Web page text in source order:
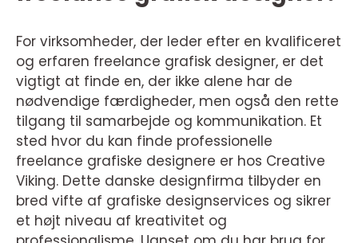
For virksomheder, der leder efter en kvalificeret
og erfaren freelance grafisk designer, er det
vigtigt at finde en, der ikke alene har de
nødvendige færdigheder, men også den rette
tilgang til samarbejde og kommunikation. Et
sted hvor du kan finde professionelle
freelance grafiske designere er hos Creative
Viking. Dette danske designfirma tilbyder en
bred vifte af grafiske designservices og sikrer
et højt niveau af kreativitet og